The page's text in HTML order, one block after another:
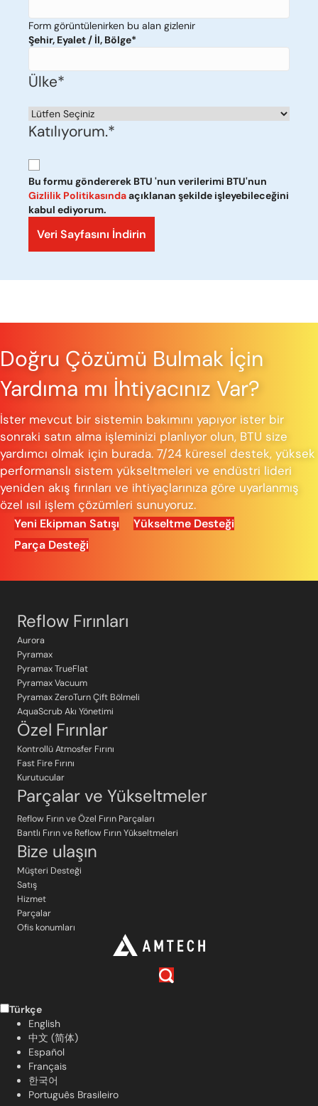
Form görüntülenirken bu alan gizlenir
Şehir, Eyalet / İl, Bölge*
Ülke*
Ülke
Katılıyorum.*
Bu formu göndererek BTU 'nun verilerimi BTU'nun
Gizlilik Politikasındaaçıklanan şekilde işleyebileceğini
kabul ediyorum.
Doğru Çözümü Bulmak İçin
Yardıma mı İhtiyacınız Var?
İster mevcut bir sistemin bakımını yapıyor ister bir
sonraki satın alma işleminizi planlıyor olun, BTU size
yardımcı olmak için burada. 7/24 küresel destek, yüksek
performanslı sistem yükseltmeleri ve endüstri lideri
yeniden akış fırınları ve ihtiyaçlarınıza göre uyarlanmış
özel ısıl işlem çözümleri sunuyoruz.
Yeni Ekipman Satışı
Yükseltme Desteği
Parça Desteği
Reflow Fırınları
Aurora
Pyramax
Pyramax TrueFlat
Pyramax Vacuum
Pyramax ZeroTurn Çift Bölmeli
AquaScrub Akı Yönetimi
Özel Fırınlar
Kontrollü Atmosfer Fırını
Fast Fire Fırını
Kurutucular
Parçalar ve Yükseltmeler
Reflow Fırın ve Özel Fırın Parçaları
Bantlı Fırın ve Reflow Fırın Yükseltmeleri
Bize ulaşın
Müşteri Desteği
Satış
Hizmet
Parçalar
Ofis konumları
Türkçe
English
中文 (简体)
Español
Français
한국어
Português Brasileiro